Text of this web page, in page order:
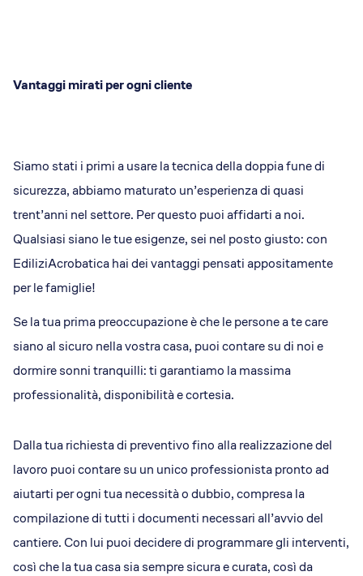
Vantaggi mirati per ogni cliente
Siamo stati i primi a usare la tecnica della doppia fune di
sicurezza, abbiamo maturato un’esperienza di quasi
trent’anni nel settore. Per questo puoi affidarti a noi.
Qualsiasi siano le tue esigenze, sei nel posto giusto: con
EdiliziAcrobatica hai dei vantaggi pensati appositamente
per le famiglie!
Se la tua prima preoccupazione è che le persone a te care
siano al sicuro nella vostra casa, puoi contare su di noi e
dormire sonni tranquilli: ti garantiamo la massima
professionalità, disponibilità e cortesia.
Dalla tua richiesta di preventivo fino alla realizzazione del
lavoro puoi contare su un unico professionista pronto ad
aiutarti per ogni tua necessità o dubbio, compresa la
compilazione di tutti i documenti necessari all’avvio del
cantiere. Con lui puoi decidere di programmare gli interventi,
così che la tua casa sia sempre sicura e curata, così da